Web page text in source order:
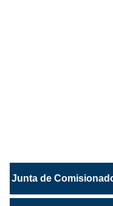
Junta de